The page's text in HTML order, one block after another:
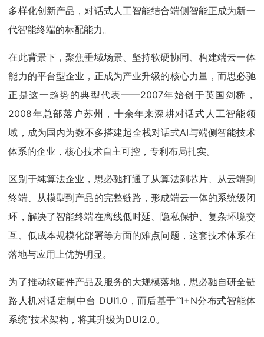
多样化创新产品，对话式人工智能结合端侧智能正成为新一
代智能终端的标配能力。
在此背景下，聚焦垂域场景、坚持软硬协同、构建端云一体
能力的平台型企业，正成为产业升级的核心力量，而思必驰
正是这一趋势的典型代表——2007年始创于英国剑桥，
2008年总部落户苏州，十余年来深耕对话式人工智能领
域，成为国内为数不多搭建起全栈对话式AI与端侧智能技术
体系的企业，核心技术自主可控，专利布局扎实。
区别于纯算法企业，思必驰打通了从算法到芯片、从云端到
终端、从模型到产品的完整链路，形成端云一体的系统级闭
环，解决了智能终端在离线低时延、隐私保护、复杂环境交
互、低成本规模化部署等方面的难点问题，这套技术体系在
落地与应用上优势明显。
为了推动软硬件产品及服务的大规模落地，思必驰自研全链
路人机对话定制中台 DUI1.0，而后基于“1+N分布式智能体
系统”技术架构，将其升级为DUI2.0。